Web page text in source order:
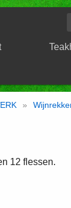
»
12 flessen.